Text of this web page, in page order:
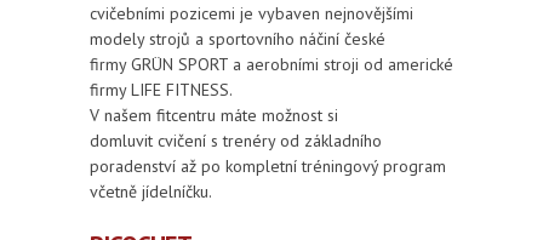
cvičebními pozicemi je vybaven nejnovějšími
modely strojů a sportovního náčiní české
firmy GRÜN SPORT a aerobními stroji od americké
firmy LIFE FITNESS.
V našem fitcentru máte možnost si
domluvit cvičení s trenéry od základního
poradenství až po kompletní tréningový program
včetně jídelníčku.